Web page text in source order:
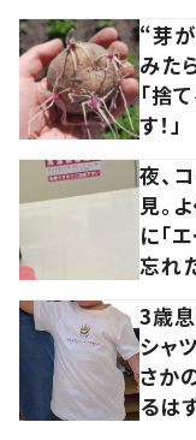
“芽
みた
「捨
す！」
夜、
見。
に「
忘れ
3歳
シャ
さか
るは